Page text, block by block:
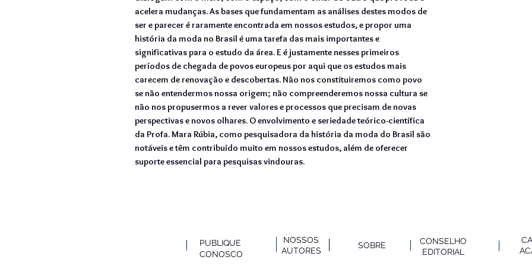
acelera mudanças. As bases que fundamentam as análises destes modos de
ser e parecer é raramente encontrada em nossos estudos, e propor uma
história da moda no Brasil é uma tarefa das mais importantes e
significativas para o estudo da área. E é justamente nesses primeiros
períodos de chegada de povos europeus por aqui que os estudos mais
carecem de renovação e descobertas. Não nos constituiremos como povo
se não entendermos nossa origem; não compreenderemos nossa cultura se
não nos propusermos a rever valores e processos que precisam de novas
perspectivas e novos olhares. O envolvimento e seriedade teórico-científica
da Profa. Mara Rúbia, como pesquisadora da história da moda do Brasil são
notáveis e têm contribuído muito em nossos estudos, além de oferecer
suporte essencial para pesquisas vindouras.
NOSSOS
AUTORES
PUBLIQUE
CONOSCO
SOBRE
CONSELHO
EDITORIAL